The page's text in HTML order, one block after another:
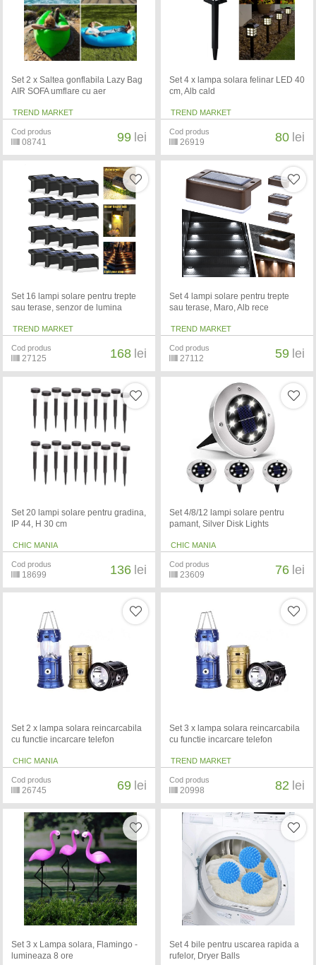
Set 2 x Saltea gonflabila Lazy Bag
AIR SOFA umflare cu aer
TREND MARKET
Cod produs
08741 99 lei
Set 4 x lampa solara felinar LED 40
cm, Alb cald
TREND MARKET
Cod produs
26919 80 lei
Set 16 lampi solare pentru trepte
sau terase, senzor de lumina
TREND MARKET
Cod produs
27125 168 lei
Set 4 lampi solare pentru trepte
sau terase, Maro, Alb rece
TREND MARKET
Cod produs
27112 59 lei
Set 20 lampi solare pentru gradina,
IP 44, H 30 cm
CHIC MANIA
Cod produs
18699 136 lei
Set 4/8/12 lampi solare pentru
pamant, Silver Disk Lights
CHIC MANIA
Cod produs
23609 76 lei
Set 2 x lampa solara reincarcabila
cu functie incarcare telefon
CHIC MANIA
Cod produs
26745 69 lei
Set 3 x lampa solara reincarcabila
cu functie incarcare telefon
TREND MARKET
Cod produs
20998 82 lei
Set 3 x Lampa solara, Flamingo -
lumineaza 8 ore
Set 4 bile pentru uscarea rapida a
rufelor, Dryer Balls